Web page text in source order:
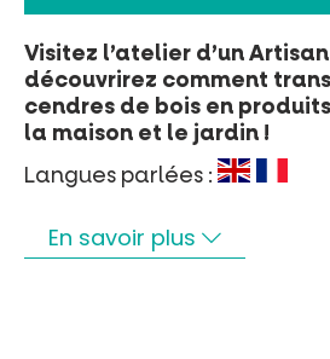
Visitez l’atelier d’un
découvrirez comment
cendres de bois en
la maison et le jardin !
Langues parlées :
En savoir plus